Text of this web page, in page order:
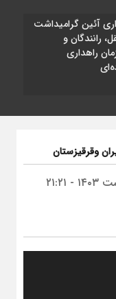
آئین گرامیداشت
رانندگان و
راهداری
وقرقیزستان